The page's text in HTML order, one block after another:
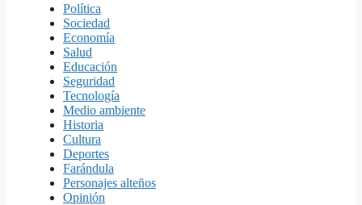
Política
Sociedad
Economía
Salud
Educación
Seguridad
Tecnología
Medio ambiente
Historia
Cultura
Deportes
Farándula
Personajes alteños
Opinión